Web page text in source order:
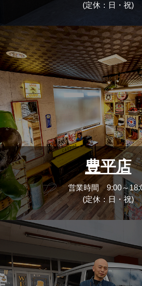
(定休：日・祝)
豊平店
営業時間 9:00～
(定休：日・祝)